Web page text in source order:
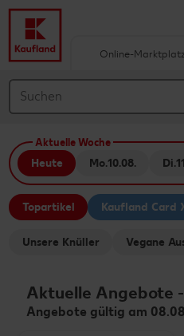
Hauptinhalt
Footer
Schwebender Seitenbereich
Online-Marktplatz
Aktuelle Woche
Heute Mo.10.08. Di.
Topartikel Kaufland Card
Unsere Knüller Vegane
Aktuelle Angebote -
Angebote gültig am